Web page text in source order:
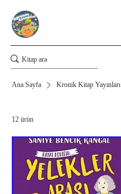
Ana Sayfa Kronik Kitap Yayınları
12 ürün